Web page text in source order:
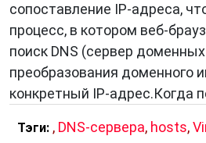
сопоставление IP-адреса,
процесс, в котором веб-
поиск DNS (сервер
преобразования доменного
конкретный IP-адрес.Когда
Тэги: , DNS-сервера, hosts,